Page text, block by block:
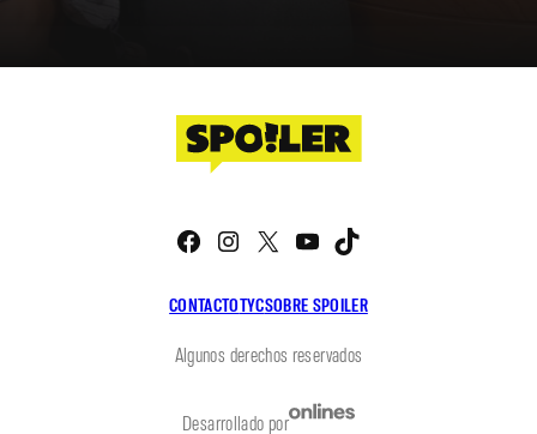
CONTACTOTYCSOBRE SPOILER
Facebook
Instagram
X YouTube
Algunos derechos reservados
Desarrollado por